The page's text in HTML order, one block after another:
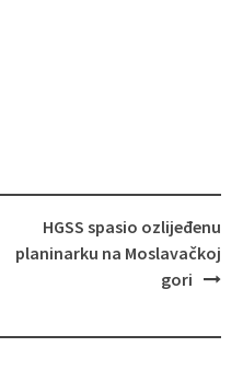
HGSS spasio ozlijeđenu
planinarku na Moslavačkoj
gori